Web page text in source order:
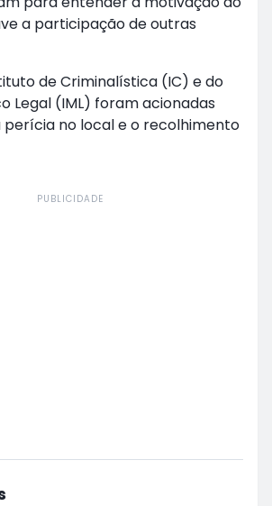
a participação de outras
de Criminalística (IC) e do
Legal (IML) foram acionadas
perícia no local e o recolhimento
PUBLICIDADE